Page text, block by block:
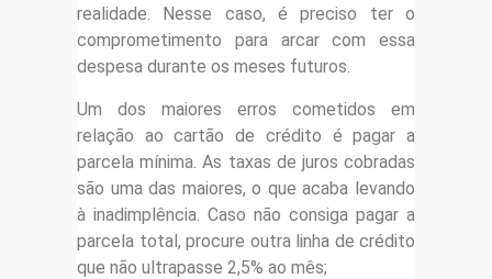
realidade. Nesse caso, é preciso ter o
comprometimento para arcar com essa
despesa durante os meses futuros.
Um dos maiores erros cometidos em
relação ao cartão de crédito é pagar a
parcela mínima. As taxas de juros cobradas
são uma das maiores, o que acaba levando
à inadimplência. Caso não consiga pagar a
parcela total, procure outra linha de crédito
que não ultrapasse 2,5% ao mês;